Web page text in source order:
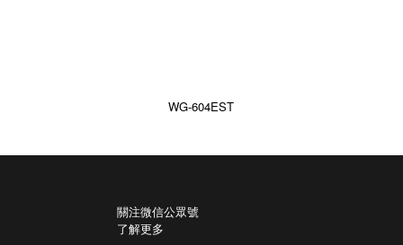
WG-604EST
關注微信公眾號
了解更多